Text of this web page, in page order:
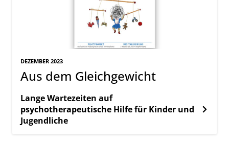
DEZEMBER 2023
Aus dem Gleichgewicht
Lange Wartezeiten auf
psychotherapeutische Hilfe für Kinder und
Jugendliche